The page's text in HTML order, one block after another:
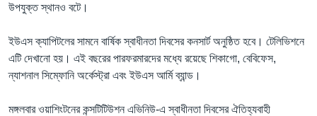
উপযুক্ত স্থানও বটে।
ইউএস ক্যাপিটলের সামনে বার্ষিক স্বাধীনতা দিবসের কনসার্ট অনুষ্ঠিত হবে। টেলিভিশনে
এটি দেখানো হয়। এই বছরের পারফরমারদের মধ্যে রয়েছে শিকাগো, বেবিফেস,
ন্যাশনাল সিম্ফোনি অর্কেস্ট্রা এবং ইউএস আর্মি ব্যান্ড।
মঙ্গলবার ওয়াশিংটনের কন্সটিটিউশন এভিনিউ-এ স্বাধীনতা দিবসের ঐতিহ্যবাহী